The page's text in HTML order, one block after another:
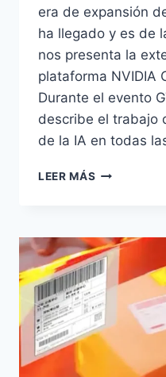
era de expansión
ha llegado y es de
nos presenta la
plataforma NVIDIA
Durante el evento
describe el trabajo
de la IA en todas
LEER MÁS NVIDIA:
DE
LA
YA
ESTÁ
AQUÍ